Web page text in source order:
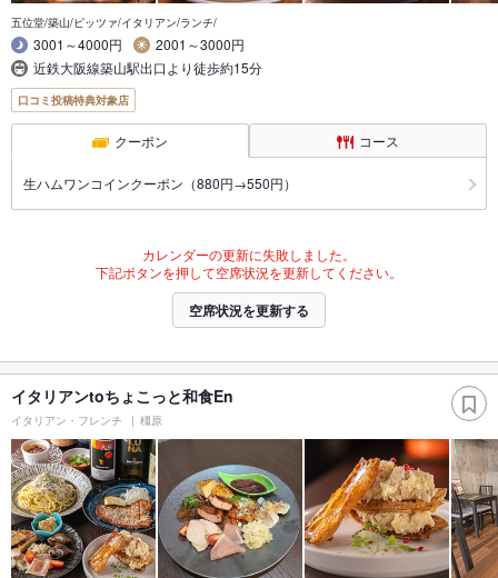
五位堂/築山/ピッツァ/イタリアン/ランチ/
3001～4000円
2001～3000円
近鉄大阪線築山駅出口より徒歩約15分
口コミ投稿特典対象店
クーポン コース
生ハムワンコインクーポン（880円→550円）
カレンダーの更新に失敗しました。
下記ボタンを押して空席状況を更新してください。
空席状況を更新する
イタリアンtoちょこっと和食En
イタリアン・フレンチ 橿原